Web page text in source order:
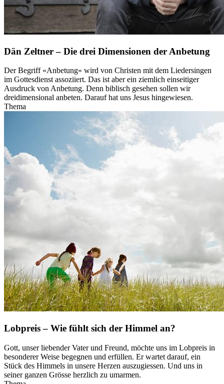
Dän Zeltner – Die drei Dimensionen der Anbetung
Der Begriff «Anbetung» wird von Christen mit dem Liedersingen
im Gottesdienst assoziiert. Das ist aber ein ziemlich einseitiger
Ausdruck von Anbetung. Denn biblisch gesehen sollen wir
dreidimensional anbeten. Darauf hat uns Jesus hingewiesen.
Thema
Lobpreis – Wie fühlt sich der Himmel an?
Gott, unser liebender Vater und Freund, möchte uns im Lobpreis in
besonderer Weise begegnen und erfüllen. Er wartet darauf, ein
Stück des Himmels in unsere Herzen auszugiessen. Und uns in
seiner ganzen Grösse herzlich zu umarmen.